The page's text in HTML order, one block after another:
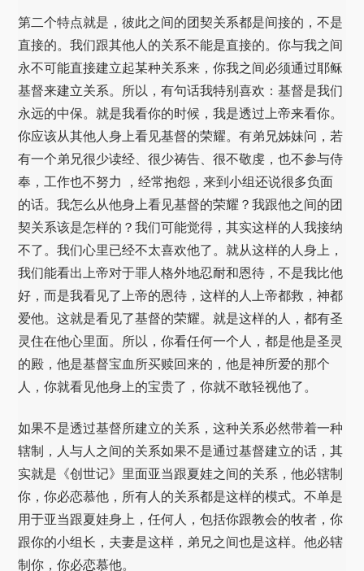
第二个特点就是，彼此之间的团契关系都是间接的，不是
直接的。我们跟其他人的关系不能是直接的。你与我之间
永不可能直接建立起某种关系来，你我之间必须通过耶稣
基督来建立关系。所以，有句话我特别喜欢：基督是我们
永远的中保。就是我看你的时候，我是透过上帝来看你。
你应该从其他人身上看见基督的荣耀。有弟兄姊妹问，若
有一个弟兄很少读经、很少祷告、很不敬虔，也不参与侍
奉，工作也不努力 ，经常抱怨，来到小组还说很多负面
的话。我怎么从他身上看见基督的荣耀？我跟他之间的团
契关系该是怎样的？我们可能觉得，其实这样的人我接纳
不了。我们心里已经不太喜欢他了。就从这样的人身上，
我们能看出上帝对于罪人格外地忍耐和恩待，不是我比他
好，而是我看见了上帝的恩待，这样的人上帝都救，神都
爱他。这就是看见了基督的荣耀。就是这样的人，都有圣
灵住在他心里面。所以，你看任何一个人，都是他是圣灵
的殿，他是基督宝血所买赎回来的，他是神所爱的那个
人，你就看见他身上的宝贵了，你就不敢轻视他了。
如果不是透过基督所建立的关系，这种关系必然带着一种
辖制，人与人之间的关系如果不是通过基督建立的话，其
实就是《创世记》里面亚当跟夏娃之间的关系，他必辖制
你，你必恋慕他，所有人的关系都是这样的模式。不单是
用于亚当跟夏娃身上，任何人，包括你跟教会的牧者，你
跟你的小组长，夫妻是这样，弟兄之间也是这样。他必辖
制你，你必恋慕他。